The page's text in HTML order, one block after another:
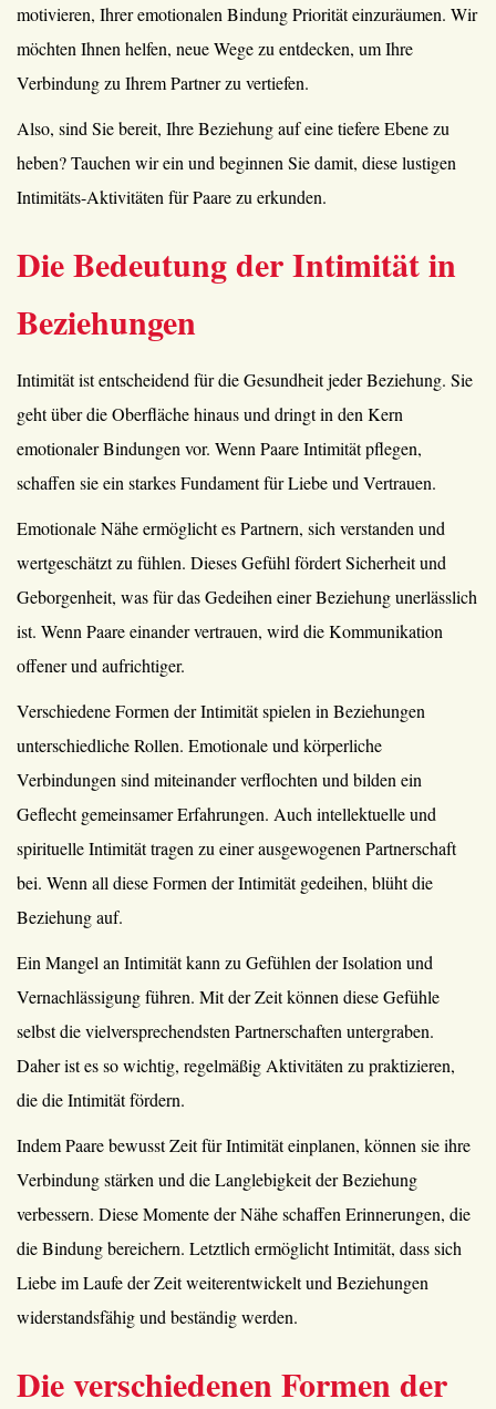
motivieren, Ihrer emotionalen Bindung Priorität einzuräumen. Wir
möchten Ihnen helfen, neue Wege zu entdecken, um Ihre
Verbindung zu Ihrem Partner zu vertiefen.
Also, sind Sie bereit, Ihre Beziehung auf eine tiefere Ebene zu
heben? Tauchen wir ein und beginnen Sie damit, diese lustigen
Intimitäts-Aktivitäten für Paare zu erkunden.
Die Bedeutung der Intimität in
Beziehungen
Intimität ist entscheidend für die Gesundheit jeder Beziehung. Sie
geht über die Oberfläche hinaus und dringt in den Kern
emotionaler Bindungen vor. Wenn Paare Intimität pflegen,
schaffen sie ein starkes Fundament für Liebe und Vertrauen.
Emotionale Nähe ermöglicht es Partnern, sich verstanden und
wertgeschätzt zu fühlen. Dieses Gefühl fördert Sicherheit und
Geborgenheit, was für das Gedeihen einer Beziehung unerlässlich
ist. Wenn Paare einander vertrauen, wird die Kommunikation
offener und aufrichtiger.
Verschiedene Formen der Intimität spielen in Beziehungen
unterschiedliche Rollen. Emotionale und körperliche
Verbindungen sind miteinander verflochten und bilden ein
Geflecht gemeinsamer Erfahrungen. Auch intellektuelle und
spirituelle Intimität tragen zu einer ausgewogenen Partnerschaft
bei. Wenn all diese Formen der Intimität gedeihen, blüht die
Beziehung auf.
Ein Mangel an Intimität kann zu Gefühlen der Isolation und
Vernachlässigung führen. Mit der Zeit können diese Gefühle
selbst die vielversprechendsten Partnerschaften untergraben.
Daher ist es so wichtig, regelmäßig Aktivitäten zu praktizieren,
die die Intimität fördern.
Indem Paare bewusst Zeit für Intimität einplanen, können sie ihre
Verbindung stärken und die Langlebigkeit der Beziehung
verbessern. Diese Momente der Nähe schaffen Erinnerungen, die
die Bindung bereichern. Letztlich ermöglicht Intimität, dass sich
Liebe im Laufe der Zeit weiterentwickelt und Beziehungen
widerstandsfähig und beständig werden.
Die verschiedenen Formen der